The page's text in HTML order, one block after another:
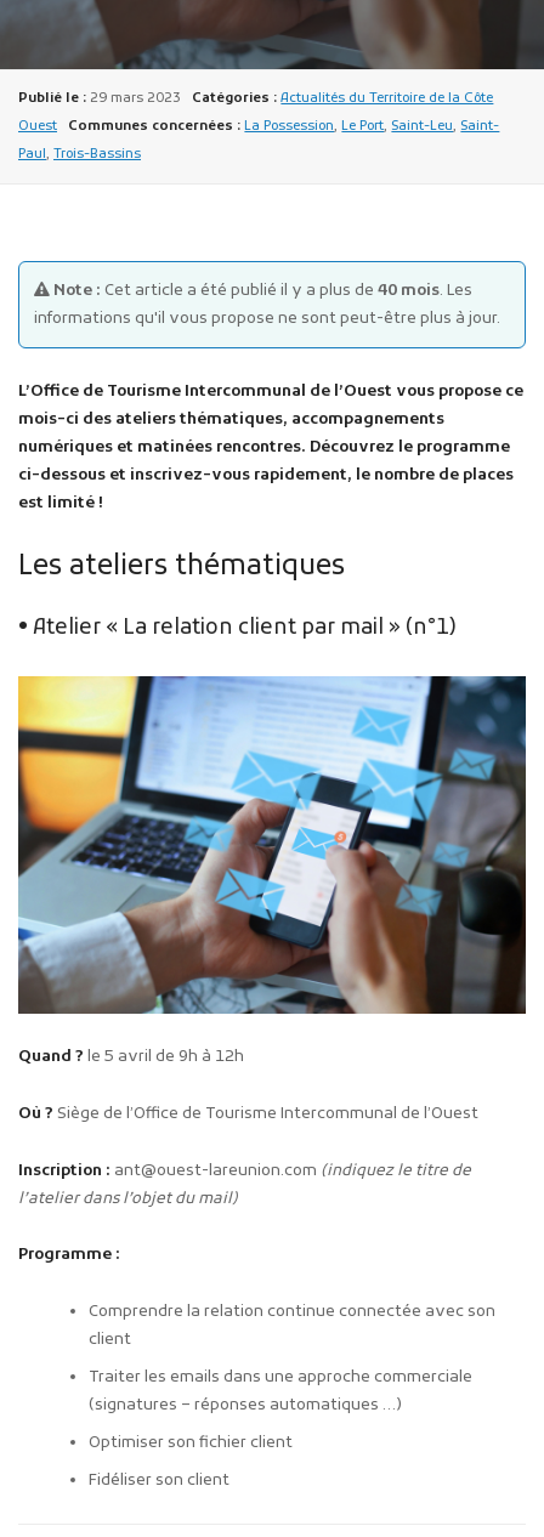
Plans d'accès
Publié le : 29 mars 2023 Catégories : Actualités du Territoire de la Côte
Ouest
Communes concernées : La Possession,Le Port, Saint-Leu, Saint-
Paul, Trois-Bassins
Note : Cet article a été publié il y a plus de 40 mois. Les
informations qu'il vous propose ne sont peut-être plus à jour.
L’Office de Tourisme Intercommunal de l’Ouest vous propose ce
mois-ci des ateliers thématiques, accompagnements
numériques et matinées rencontres. Découvrez le programme
ci-dessous et inscrivez-vous rapidement, le nombre de places
est limité !
Les ateliers thématiques
• Atelier « La relation client par mail » (n°1)
Quand ? le 5 avril de 9h à 12h
Où ? Siège de l’Office de Tourisme Intercommunal de l’Ouest
Inscription : ant@ouest-lareunion.com (indiquez le titre de
l’atelier dans l’objet du mail)
Programme :
Comprendre la relation continue connectée avec son
client
Traiter les emails dans une approche commerciale
(signatures – réponses automatiques …)
Optimiser son fichier client
Fidéliser son client